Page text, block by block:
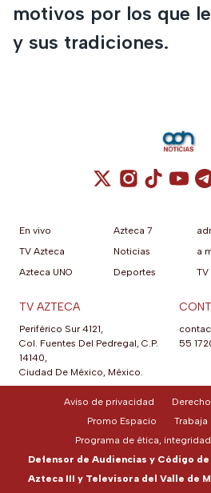
motivos por los que
y sus tradiciones.
Cuenta de X /
Cuenta de
En vivo
TV Azteca
Azteca UNO
Azteca 7
Noticias
Deportes
a
TV AZTECA
Periférico Sur 4121,
Col. Fuentes Del Pedregal, C.P.
14140,
Ciudad De México, México.
55
Aviso de privacidad
Promo Espacio
Programa de ética,
Defensor de Audiencias y Código
Azteca III y Televisora del Valle de